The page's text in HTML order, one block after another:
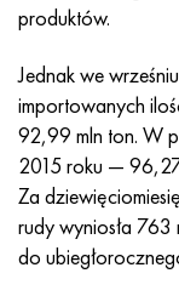
produktów.
Jednak we
importowanych
92,99 mln ton. W
2015 roku — 96,27
Za
rudy wyniosła
do
Incotherm
Incotest
Jette M152
Kobalt 6B
marowanie 250
47nd
47НХР
49KF
49K2F, 49K2FA-VI
Stop 50N
HN62VMYUT
HN62MVKYU
HN63MB
XN65VM
HN65VMTYU
WT-35
PT-1M
PT-3V
PT-7M
2B
1.4466 - AISI
Stop Al6xn
15-7Ph® - 1.4532
PH 13-8 Mo -
1.4542 - 17-4Ph®
10X17H13M3T
10X18N18Yu4D
11X11N2V2MF
12X18H9T
13H11N2V2MF
2,0872,
Silikonowy brąz
CW301G,
brąz krzemowy
C65500,
Czerwony mosiądz
C84400,
C83600,
45G2, 45g2, AISI
Stal konstrukcyjna
10g2, 10g2, AISI
12X2H4A,
AC14,
Р6М5, 1.3343,
Р6М5К5, 1.3243,
R6M5F3, 1.3344,
Р9М4К8,1.3207
R12F3, 1.3318,